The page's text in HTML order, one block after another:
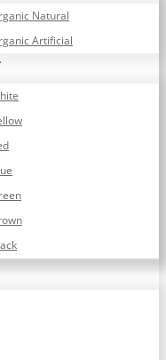
Natural
Artificial